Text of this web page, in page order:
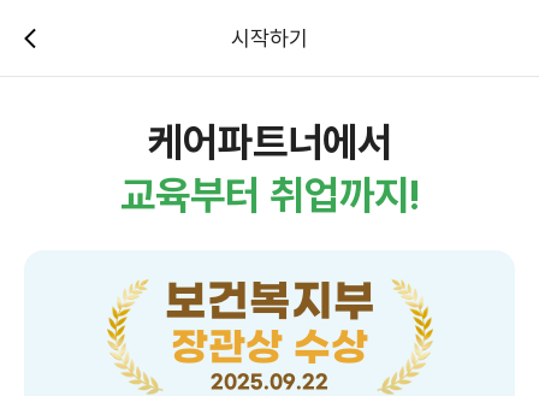
시작하기
케어파트너에서
교육부터 취업까지!
보건복지부
장관상 수상
2025.09.22